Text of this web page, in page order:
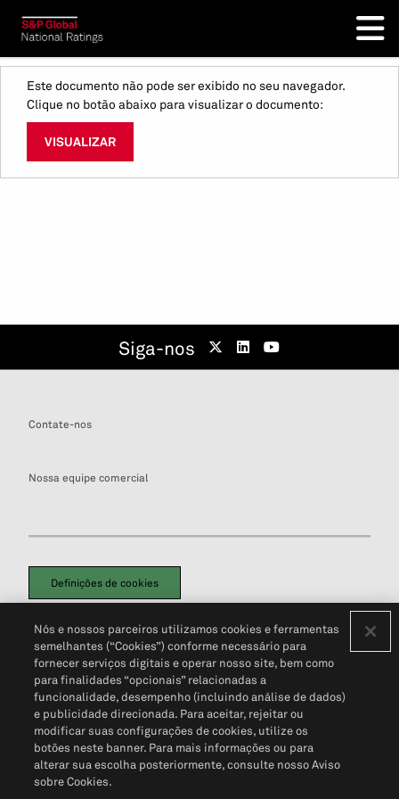
Este documento não pode ser exibido no seu navegador.
Clique no botão abaixo para visualizar o documento:
VISUALIZAR
Siga-nos
Contate-nos
Nossa equipe comercial
Definições de cookies
Política de PrivacidadePortal de privacidade do cliente (em inglês)
Não Venda Minhas Informações Pessoais© 2026 S&P Global
Nós e nossos parceiros utilizamos cookies e ferramentas
semelhantes (“Cookies”) conforme necessário para
fornecer serviços digitais e operar nosso site, bem como
para finalidades “opcionais” relacionadas a
funcionalidade, desempenho (incluindo análise de dados)
e publicidade direcionada. Para aceitar, rejeitar ou
modificar suas configurações de cookies, utilize os
botões neste banner. Para mais informações ou para
alterar sua escolha posteriormente, consulte nosso Aviso
sobre Cookies.